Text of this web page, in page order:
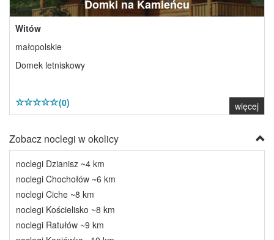
Domki na Kamieńcu
Witów
małopolskie
Domek letniskowy
(0) więcej
Zobacz noclegi w okolicy
noclegi Dzianisz ~4 km
noclegi Chochołów ~6 km
noclegi Ciche ~8 km
noclegi Kościelisko ~8 km
noclegi Ratułów ~9 km